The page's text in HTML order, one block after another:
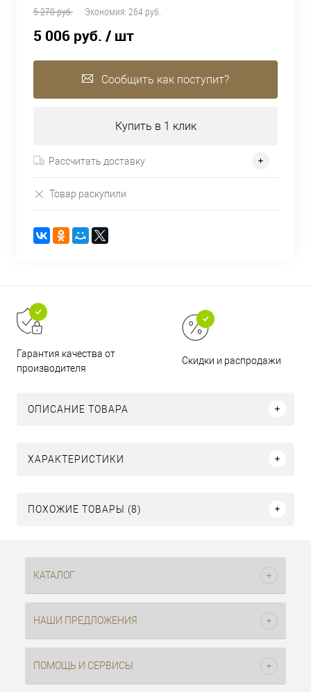
5 270 руб. Экономия: 264 руб.
5 006 руб. / шт
Сообщить как поступит?
Купить в 1 клик
Рассчитать доставку
Товар раскупили
Гарантия качества от
производителя
Скидки и распродажи
ОПИСАНИЕ ТОВАРА
ХАРАКТЕРИСТИКИ
ПОХОЖИЕ ТОВАРЫ (8)
КАТАЛОГ
НАШИ ПРЕДЛОЖЕНИЯ
ПОМОЩЬ И СЕРВИСЫ